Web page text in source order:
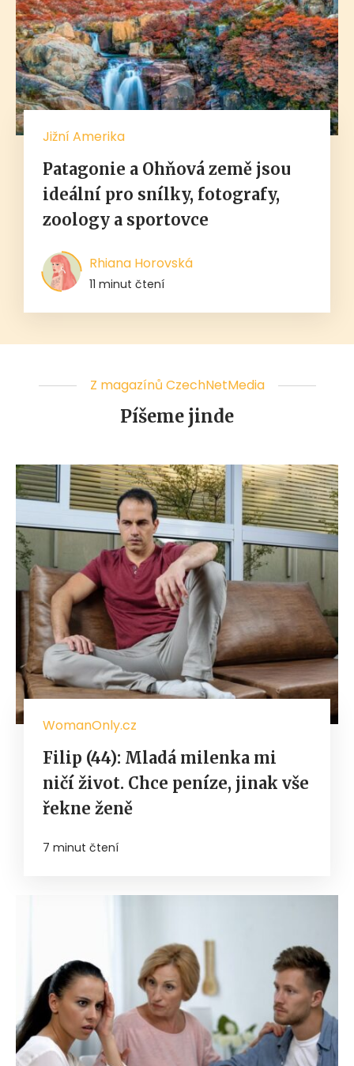
Jižní Amerika
Patagonie a Ohňová země jsou
ideální pro snílky, fotografy,
zoology a sportovce
Rhiana Horovská
11 minut čtení
Z magazínů CzechNetMedia
Píšeme jinde
WomanOnly.cz
Filip (44): Mladá milenka mi
ničí život. Chce peníze, jinak vše
řekne ženě
7 minut čtení